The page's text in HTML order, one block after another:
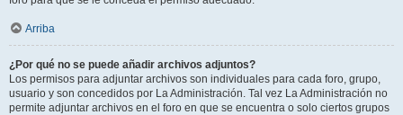
Arriba
¿Por qué no se puede añadir archivos adjuntos?
Los permisos para adjuntar archivos son individuales para cada foro, grupo,
usuario y son concedidos por La Administración. Tal vez La Administración no
permite adjuntar archivos en el foro en que se encuentra o solo ciertos grupos